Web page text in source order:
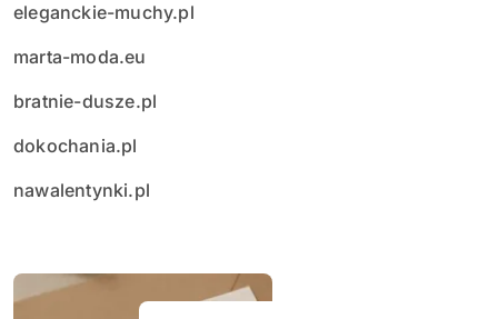
eleganckie-muchy.pl
marta-moda.eu
bratnie-dusze.pl
dokochania.pl
nawalentynki.pl